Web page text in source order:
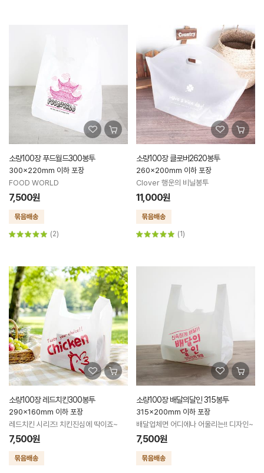
소량100장 푸드월드300봉투
300x220mm 이하 포장
FOOD WORLD
7,500원
(2)
소량100장 클로버2620봉투
260x200mm 이하 포장
Clover 행운의 비닐봉투
11,000원
(1)
소량100장 레드치킨300봉투
290x160mm 이하 포장
레드치킨 시리즈! 치킨진심에 딱이죠~
7,500원
소량100장 배달의달인 315봉투
315x200mm 이하 포장
배달업체면 어디에나 어울리는!! 디자인~
7,500원